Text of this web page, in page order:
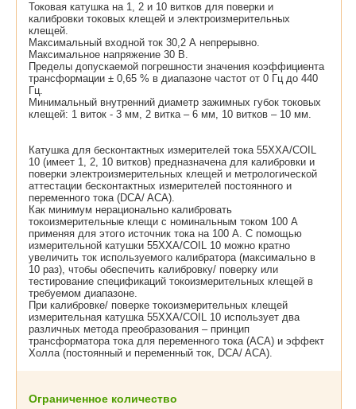
Токовая катушка на 1, 2 и 10 витков для поверки и
калибровки токовых клещей и электроизмерительных
клещей.
Максимальный входной ток 30,2 А непрерывно.
Максимальное напряжение 30 В.
Пределы допускаемой погрешности значения коэффициента
трансформации ± 0,65 % в диапазоне частот от 0 Гц до 440
Гц.
Минимальный внутренний диаметр зажимных губок токовых
клещей: 1 виток - 3 мм, 2 витка – 6 мм, 10 витков – 10 мм.
Катушка для бесконтактных измерителей тока 55XXA/COIL
10 (имеет 1, 2, 10 витков) предназначена для калибровки и
поверки электроизмерительных клещей и метрологической
аттестации бесконтактных измерителей постоянного и
переменного тока (DCA/ ACA).
Как минимум нерационально калибровать
токоизмерительные клещи с номинальным током 100 А
применяя для этого источник тока на 100 А. С помощью
измерительной катушки 55XXA/COIL 10 можно кратно
увеличить ток используемого калибратора (максимально в
10 раз), чтобы обеспечить калибровку/ поверку или
тестирование спецификаций токоизмерительных клещей в
требуемом диапазоне.
При калибровке/ поверке токоизмерительных клещей
измерительная катушка 55XXA/COIL 10 использует два
различных метода преобразования – принцип
трансформатора тока для переменного тока (ACA) и эффект
Холла (постоянный и переменный ток, DCA/ ACA).
Ограниченное количество